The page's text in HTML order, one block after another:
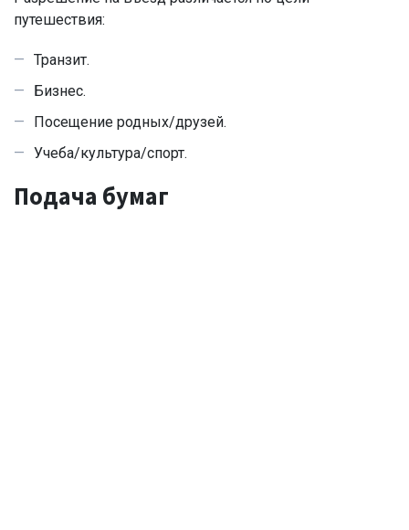
путешествия:
Транзит.
Бизнес.
Посещение родных/друзей.
Учеба/культура/спорт.
Подача бумаг